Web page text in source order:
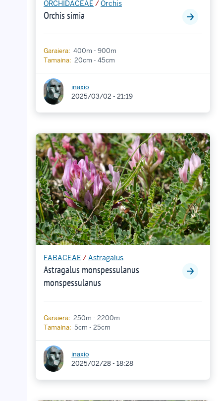
ORCHIDACEAE /Orchis
Orchis simia
Garaiera: 400m - 900m
Tamaina: 20cm - 45cm
inaxio
2025/03/02 - 21:19
FABACEAE /Astragalus
Astragalus monspessulanus
monspessulanus
Garaiera: 250m - 2200m
Tamaina: 5cm - 25cm
inaxio
2025/02/28 - 18:28